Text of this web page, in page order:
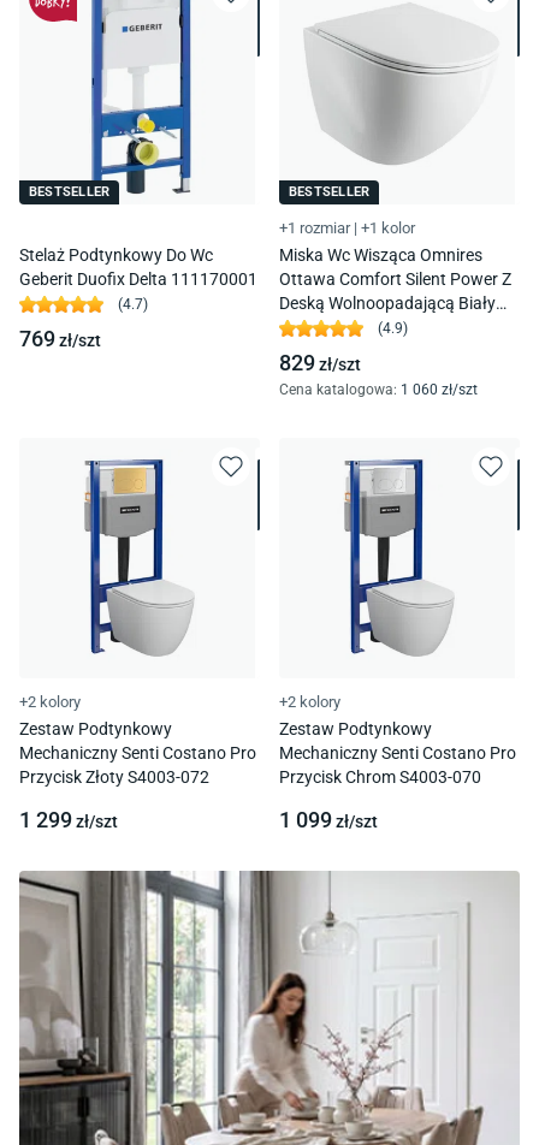
BESTSELLER
Stelaż Podtynkowy Do Wc
Geberit Duofix Delta 111170001
(4.7)
769zł/szt
BESTSELLER
+1 rozmiar | +1 kolor
Miska Wc Wisząca Omnires
Ottawa Comfort Silent Power Z
Deską Wolnoopadającą Biały
Połysk Ottawacspmwbp
(4.9)
829zł/szt
Cena katalogowa: 1 060 zł/szt
+2 kolory
Zestaw Podtynkowy
Mechaniczny Senti Costano Pro
Przycisk Złoty S4003-072
1 299zł/szt
+2 kolory
Zestaw Podtynkowy
Mechaniczny Senti Costano Pro
Przycisk Chrom S4003-070
1 099zł/szt